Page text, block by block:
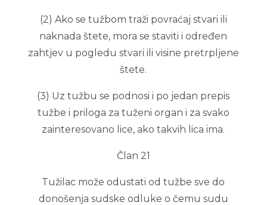
(2) Ako se tužbom traži povraćaj stvari ili
naknada štete, mora se staviti i određen
zahtjev u pogledu stvari ili visine pretrpljene
štete.
(3) Uz tužbu se podnosi i po jedan prepis
tužbe i priloga za tuženi organ i za svako
zainteresovano lice, ako takvih lica ima.
Član 21
Tužilac može odustati od tužbe sve do
donošenja sudske odluke o čemu sudu